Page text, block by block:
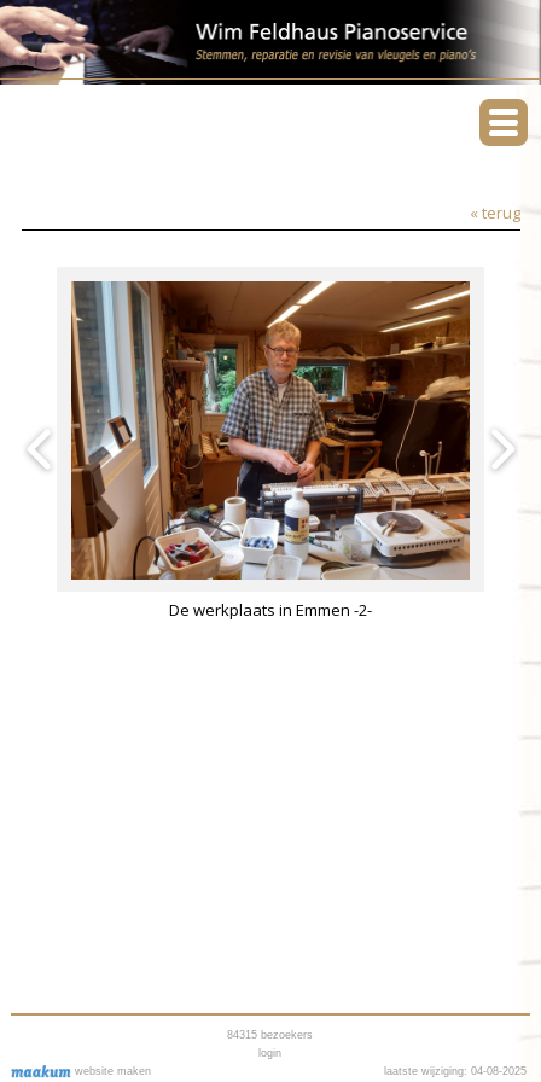
« terug
De werkplaats in Emmen -2-
website maken
84315 bezoekers
login
laatste wijziging: 04-08-2025